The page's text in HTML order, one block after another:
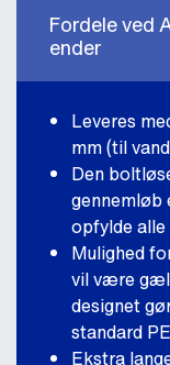
Fordele ved
ender
Leveres
mm (til
Den
opfylde alle
Mulighed
vil være
designet
standard
Ekstra